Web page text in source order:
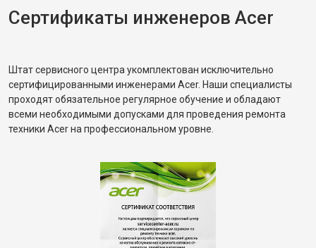
Сертификаты инженеров Acer
Штат сервисного центра укомплектован исключительно
сертифицированными инженерами Acer. Наши специалисты
проходят обязательное регулярное обучение и обладают
всеми необходимыми допусками для проведения ремонта
техники Acer на профессиональном уровне.